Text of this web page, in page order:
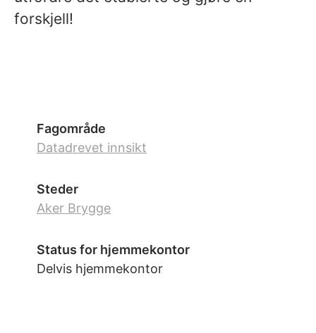
forskjell!
Fagområde
Datadrevet innsikt
Steder
Aker Brygge
Status for hjemmekontor
Delvis hjemmekontor